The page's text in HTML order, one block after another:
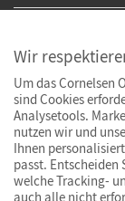
Wir
Um das Cornelsen
sind Cookies
Analysetools.
nutzen wir und
Ihnen
passt. Entscheiden
welche Tracking-
auch alle nicht